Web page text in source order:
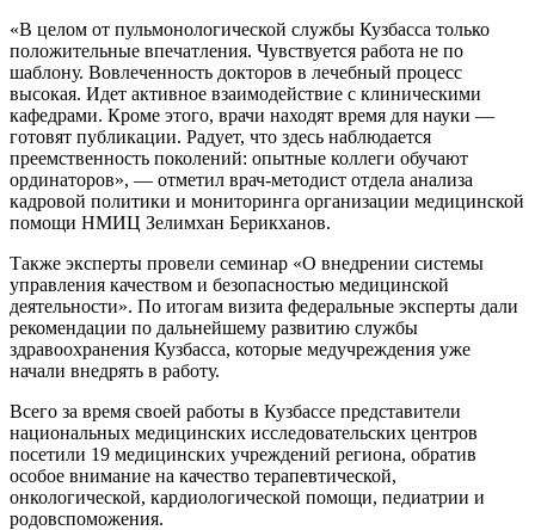
«В целом от пульмонологической службы Кузбасса только
положительные впечатления. Чувствуется работа не по
шаблону. Вовлеченность докторов в лечебный процесс
высокая. Идет активное взаимодействие с клиническими
кафедрами. Кроме этого, врачи находят время для науки —
готовят публикации. Радует, что здесь наблюдается
преемственность поколений: опытные коллеги обучают
ординаторов», — отметил врач-методист отдела анализа
кадровой политики и мониторинга организации медицинской
помощи НМИЦ Зелимхан Берикханов.
Также эксперты провели семинар «О внедрении системы
управления качеством и безопасностью медицинской
деятельности». По итогам визита федеральные эксперты дали
рекомендации по дальнейшему развитию службы
здравоохранения Кузбасса, которые медучреждения уже
начали внедрять в работу.
Всего за время своей работы в Кузбассе представители
национальных медицинских исследовательских центров
посетили 19 медицинских учреждений региона, обратив
особое внимание на качество терапевтической,
онкологической, кардиологической помощи, педиатрии и
родовспоможения.